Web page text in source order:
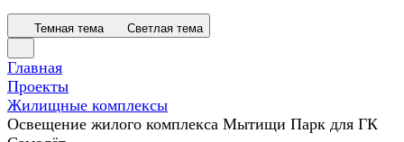
Темная тема Светлая тема
Главная
Проекты
Жилищные комплексы
Освещение жилого комплекса Мытищи Парк для ГК